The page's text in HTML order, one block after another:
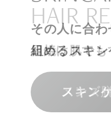
リラックス
上質な美容
人気メ
HAIR
日焼け肌で
メンズ
その人に合
組めるスキ
スキン
“男性”特化の
コンセ
内側から若
エクソ
NAD+
メンバーシ
メンバ